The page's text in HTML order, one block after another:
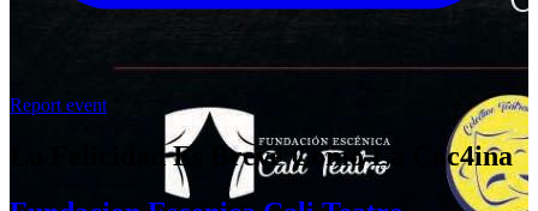
Report event
La Felicidad Es Breve Como La Coc4ina